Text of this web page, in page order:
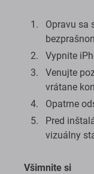
Opravu sa
Vypnite
Venujte
vrátane
Opatrne
Pred
vizuálny
Všimnite si